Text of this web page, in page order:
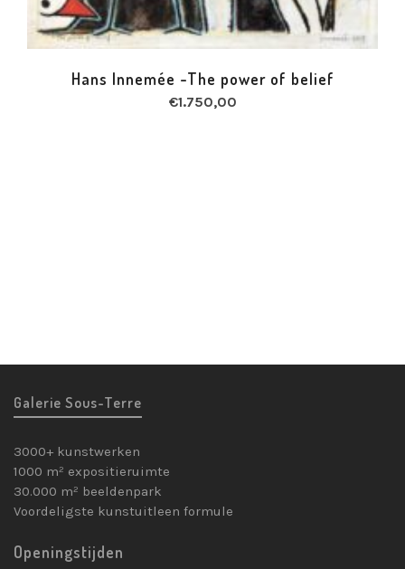
Hans Innemée -The power of belief
€1.750,00
Galerie Sous-Terre
3000+ kunstwerken
1000 m² expositieruimte
30.000 m² beeldenpark
Voordeligste kunstuitleen formule
Openingstijden